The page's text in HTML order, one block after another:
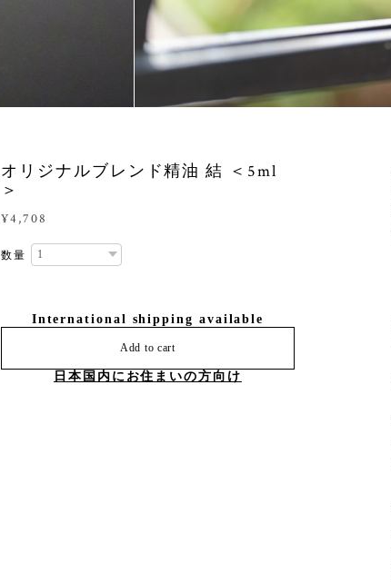
オリジナルブレンド精油 結 ＜5ml
＞
¥4,708
数量
International shipping available
Add to cart
日本国内にお住まいの方向け